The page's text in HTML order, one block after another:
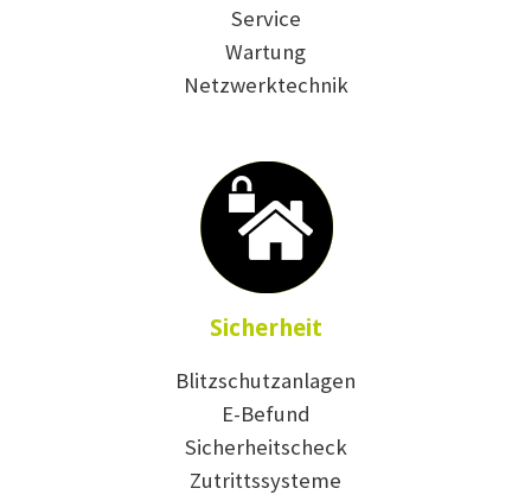
Service
Wartung
Netzwerktechnik
Sicherheit
Blitzschutzanlagen
E-Befund
Sicherheitscheck
Zutrittssysteme